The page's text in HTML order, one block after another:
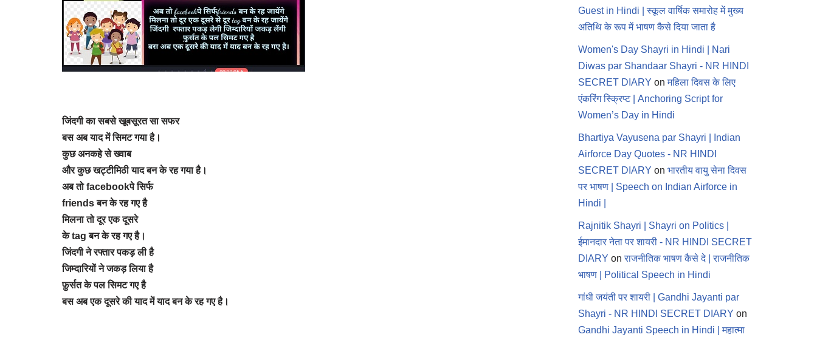
जिंदगी का सबसे खूबसूरत सा सफर
बस अब याद में सिमट गया है।
कुछ अनकहे से ख्वाब
और कुछ खट्टीमिठी याद बन के रह गया है।
अब तो facebookपे सिर्फ
friends बन के रह गए है
मिलना तो दूर एक दूसरे
के tag बन के रह गए है।
जिंदगी ने रफ्तार पकड़ ली है
जिम्दारियों ने जकड़ लिया है
फ़ुर्सत के पल सिमट गए है
बस अब एक दूसरे की याद में याद बन के रह गए है।
Guest in Hindi | स्कूल वार्षिक समारोह में मुख्य
अतिथि के रूप में भाषण कैसे दिया जाता है
Women's Day Shayri in Hindi | Nari
Diwas par Shandaar Shayri - NR HINDI
SECRET DIARY onमहिला दिवस के लिए
एंकरिंग स्क्रिप्ट | Anchoring Script for
Women’s Day in Hindi
Bhartiya Vayusena par Shayri | Indian
Airforce Day Quotes - NR HINDI
SECRET DIARY on भारतीय वायु सेना दिवस
पर भाषण | Speech on Indian Airforce in
Hindi |
Rajnitik Shayri | Shayri on Politics |
ईमानदार नेता पर शायरी - NR HINDI SECRET
DIARY onराजनीतिक भाषण कैसे दे | राजनीतिक
भाषण | Political Speech in Hindi
गांधी जयंती पर शायरी | Gandhi Jayanti par
Shayri - NR HINDI SECRET DIARY on
Gandhi Jayanti Speech in Hindi | महात्मा